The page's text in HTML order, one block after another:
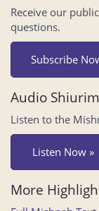
Receive our
questions.
Subscribe
Audio Shiurim
Listen to the
Listen Now »
More